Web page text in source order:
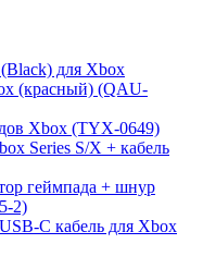
для Xbox
(красный) (QAU-
Xbox (TYX-0649)
Series S/X + кабель
геймпада + шнур
2)
C кабель для Xbox